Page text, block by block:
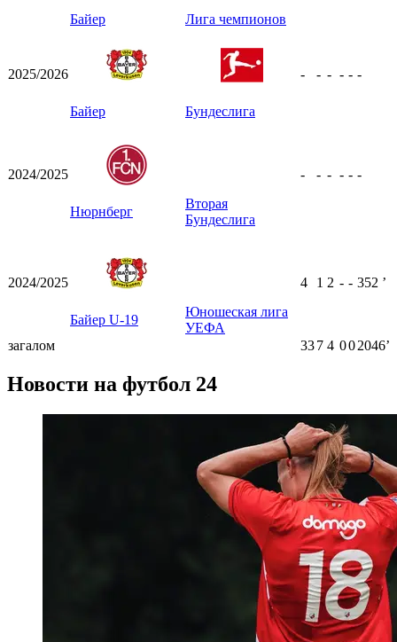
Байер Лига чемпионов
2025/2026
Байер Бундеслига
- - - - - -
2024/2025
Нюрнберг
Вторая
Бундеслига
- - - - - -
2024/2025
Байер U-19
Юношеская лига
УЕФА
4 1 2 - - 352 ʼ
загалом 337 4 002046ʼ
Новости на футбол 24